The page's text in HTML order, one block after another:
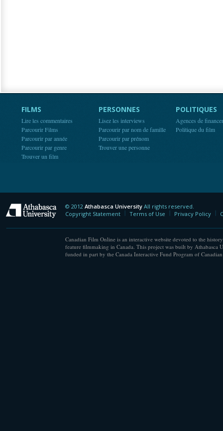
FILMS
Lire les commentaires
Parcourir Films
Parcourir par année
Parcourir par genre
Trouver un film
PERSONNES
Lisez les interviews
Parcourir par nom de famille
Parcourir par prénom
Trouver une personne
POLITIQUES
Agences de
Politique du film
Athabasca University
© 2012 Athabasca University All rights reserved.
Copyright Statement
Terms of Use Privacy Policy
Canadian Film Online is an interactive website devoted to the
feature filmmaking in Canada. This project was built by Athabasca
funded in part by the Canada Interactive Fund Program of